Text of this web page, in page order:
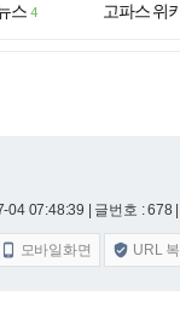
스 4
고파스 위
04 07:48:39 | 글번호 : 678
 모바일화면  URL